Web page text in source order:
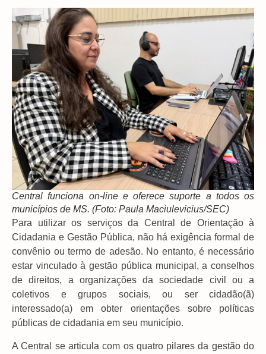
Central funciona on-line e oferece suporte a todos os
municípios de MS. (Foto: Paula Maciulevicius/SEC)
Para utilizar os serviços da Central de Orientação à
Cidadania e Gestão Pública, não há exigência formal de
convênio ou termo de adesão. No entanto, é necessário
estar vinculado à gestão pública municipal, a conselhos
de direitos, a organizações da sociedade civil ou a
coletivos e grupos sociais, ou ser cidadão(ã)
interessado(a) em obter orientações sobre políticas
públicas de cidadania em seu município.
A Central se articula com os quatro pilares da gestão do